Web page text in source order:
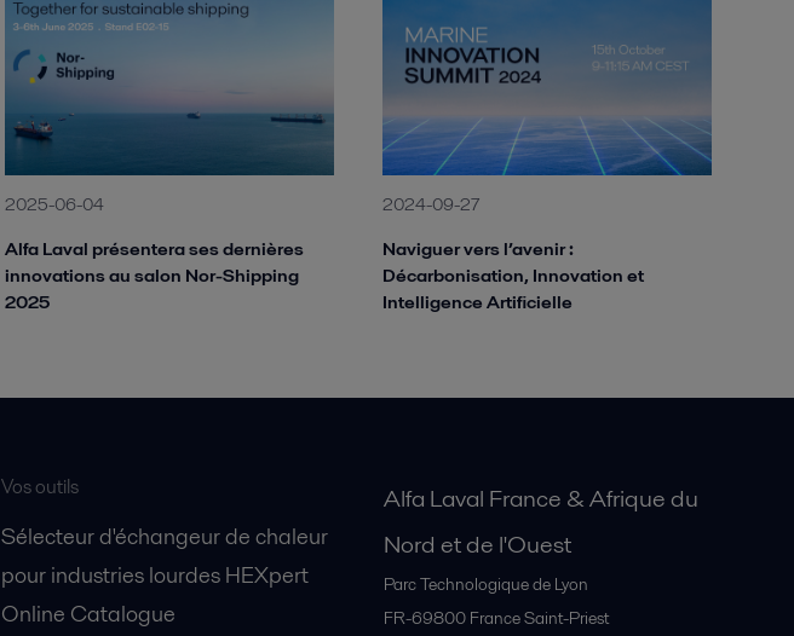
2025-06-04
Alfa Laval présentera ses dernières
innovations au salon Nor-Shipping
2025
2024-09-27
Naviguer vers l’avenir :
Décarbonisation, Innovation et
Intelligence Artificielle
Vos outils
Sélecteur d'échangeur de chaleur
pour industries lourdes HEXpert
Online Catalogue
Alfa Laval France & Afrique du
Nord et de l'Ouest
Parc Technologique de Lyon
FR-69800 France Saint-Priest